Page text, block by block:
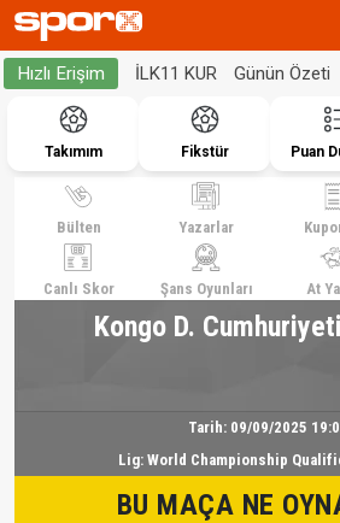
Hızlı Erişim İLK11 KUR Günün Özeti
Takımım Fikstür Puan
Bülten Yazarlar
Canlı Skor Şans Oyunları At
Kongo D.
Tarih: 09/09/2025
Lig: World Championship
BU MAÇA NE